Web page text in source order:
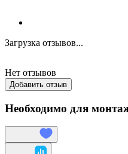
Загрузка отзывов...
Нет отзывов
Добавить отзыв
Необходимо для